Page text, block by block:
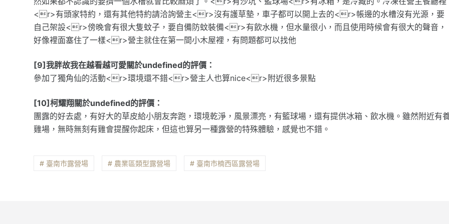
<r>有頭家特約，還有其他特約請洽詢營主<r>沒有護草墊，車子都可以開上去的<r>帳邊的水槽沒有光源，要
自己架設<r>傍晚會有很大隻蚊子，要自備防蚊裝備<r>有飲水機，但水量很小，而且使用時候會有很大的聲音，
好像裡面塞住了一樣<r>營主就住在第一間小木屋裡，有問題都可以找他
[9]我胖故我在越看越可愛關於undefined的評價：
參加了獨角仙的活動<r>環境還不錯<r>營主人也算nice<r>附近很多景點
[10]柯耀翔關於undefined的評價：
團露的好去處，有好大的草皮給小朋友奔跑，環境乾淨，風景漂亮，有籃球場，還有提供冰箱、飲水機。雖然附近有
雞場，無時無刻有雞會提醒你起床，但這也算另一種露營的特殊體驗，感覺也不錯。
# 臺南市露營場 # 農業區類型露營場 # 臺南市楠西區露營場